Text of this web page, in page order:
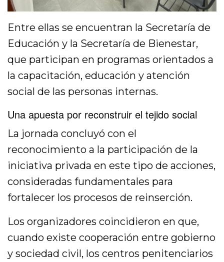
Entre ellas se encuentran la Secretaría de
Educación y la Secretaría de Bienestar,
que participan en programas orientados a
la capacitación, educación y atención
social de las personas internas.
Una apuesta por reconstruir el tejido social
La jornada concluyó con el
reconocimiento a la participación de la
iniciativa privada en este tipo de acciones,
consideradas fundamentales para
fortalecer los procesos de reinserción.
Los organizadores coincidieron en que,
cuando existe cooperación entre gobierno
y sociedad civil, los centros penitenciarios